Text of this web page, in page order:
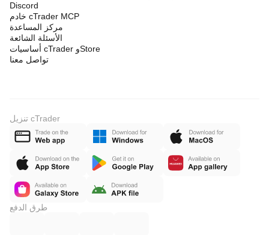
Discord
خادم cTrader MCP
مركز المساعدة
الأسئلة الشائعة
أساسيات cTrader وStore
تواصل معنا
تنزيل cTrader
طرق الدفع